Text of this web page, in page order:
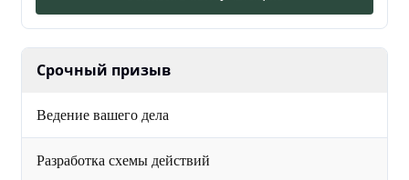
Срочный призыв
Ведение вашего дела
Разработка схемы действий